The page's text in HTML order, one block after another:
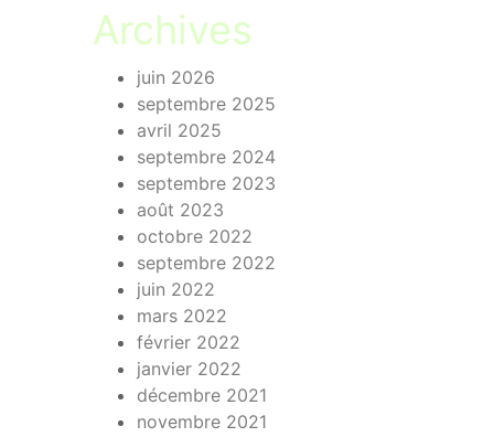
Archives
juin 2026
septembre 2025
avril 2025
septembre 2024
septembre 2023
août 2023
octobre 2022
septembre 2022
juin 2022
mars 2022
février 2022
janvier 2022
décembre 2021
novembre 2021